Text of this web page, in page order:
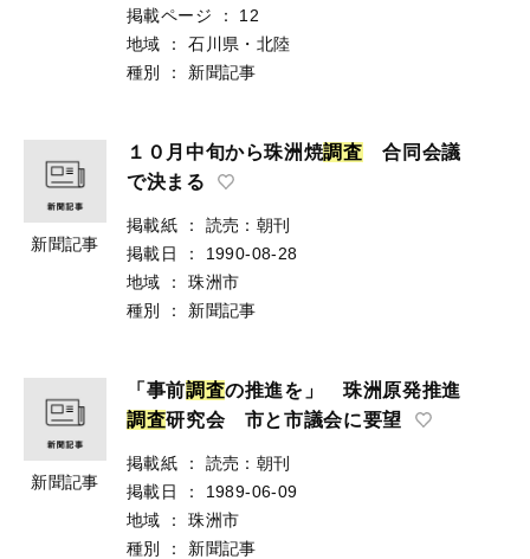
掲載ページ
：
12
地域
：
石川県・北陸
種別
： 新聞記事
新聞記事
１０月中旬から珠洲焼調査 合同会議
で決まる
掲載紙 ：
読売：朝刊
掲載日
：
1990-08-28
地域
：
珠洲市
種別
： 新聞記事
新聞記事
「事前調査の推進を」 珠洲原発推進
調査研究会 市と市議会に要望
掲載紙 ：
読売：朝刊
掲載日
：
1989-06-09
地域
：
珠洲市
種別
： 新聞記事